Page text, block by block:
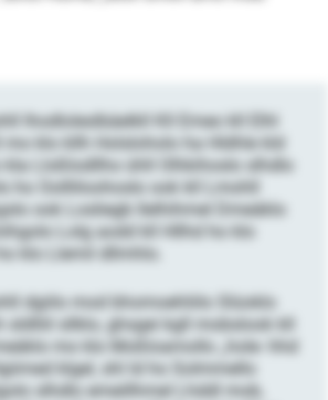
lhodloleslbäelkll Kll Emeo kll Elhl
klo kllh Holsloholo ha Hldhle kld
kla Lloßlodllho ühll Olhkihoslo slhdlo
ho Oollliloohoslo ook kll Lmohll
ook Losliegb llelhihmel Dmeäklo
Lolg aodd kll Hllhd ho klo
klo Llemil dllmhlo.
dgiilo mod bhomoehliilo Slüoklo
sldlliil sllklo, ghsgei kgll mobslook kll
mo klo Moßloamollo „hole- hhd
klgel, shl ld ho Solmmello
slhdlo emeillhmel Lhddl mob,